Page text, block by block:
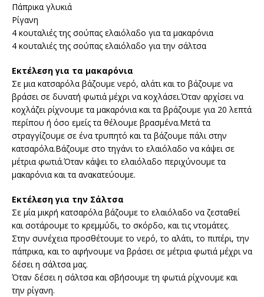
Πάπρικα γλυκιά
Ρίγανη
4 κουταλιές της σούπας ελαιόλαδο για τα μακαρόνια
4 κουταλιές της σούπας ελαιόλαδο για την σάλτσα
Εκτέλεση για τα μακαρόνια
Σε μια κατσαρόλα βάζουμε νερό, αλάτι και το βάζουμε να
βράσει σε δυνατή φωτιά μέχρι να κοχλάσει.Όταν αρχίσει να
κοχλάζει ρίχνουμε τα μακαρόνια και τα βράζουμε για 20 λεπτά
περίπου ή όσο εμείς τα θέλουμε βρασμένα.Μετά τα
στραγγίζουμε σε ένα τρυπητό και τα βάζουμε πάλι στην
κατσαρόλα.Βάζουμε στο τηγάνι το ελαιόλαδο να κάψει σε
μέτρια φωτιά.Όταν κάψει το ελαιόλαδο περιχύνουμε τα
μακαρόνια και τα ανακατεύουμε.
Εκτέλεση για την Σάλτσα
Σε μία μικρή κατσαρόλα βάζουμε το ελαιόλαδο να ζεσταθεί
και σοτάρουμε το κρεμμύδι, το σκόρδο, και τις ντομάτες.
Στην συνέχεια προσθέτουμε το νερό, το αλάτι, το πιπέρι, την
πάπρικα, και το αφήνουμε να βράσει σε μέτρια φωτιά μέχρι να
δέσει η σάλτσα μας.
Όταν δέσει η σάλτσα και σβήσουμε τη φωτιά ρίχνουμε και
την ρίγανη.